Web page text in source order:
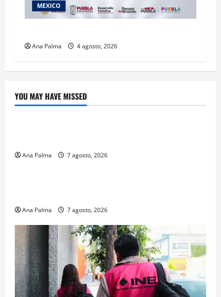
MEXICO
Ana Palma 4 agosto, 2026
YOU MAY HAVE MISSED
Crítica de Cine
Ana Palma 7 agosto, 2026
Educación
Ana Palma 7 agosto, 2026